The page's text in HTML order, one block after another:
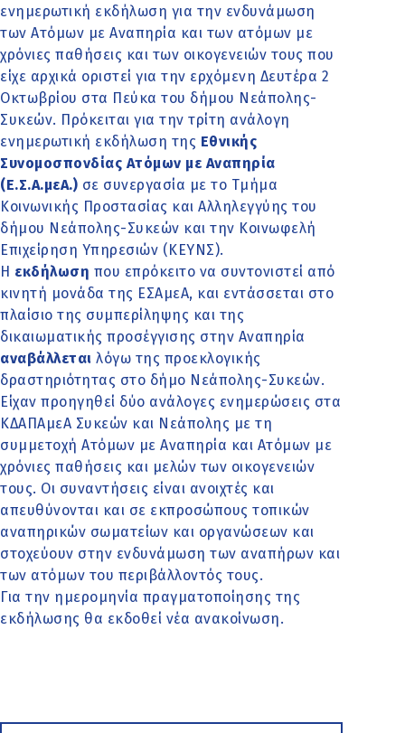
ενημερωτική εκδήλωση για την ενδυνάμωση
των Ατόμων με Αναπηρία και των ατόμων με
χρόνιες παθήσεις και των οικογενειών τους που
είχε αρχικά οριστεί για την ερχόμενη Δευτέρα 2
Οκτωβρίου στα Πεύκα του δήμου Νεάπολης-
Συκεών. Πρόκειται για την τρίτη ανάλογη
ενημερωτική εκδήλωση της Εθνικής
Συνομοσπονδίας Ατόμων με Αναπηρία
(Ε.Σ.Α.μεΑ.) σε συνεργασία με το Τμήμα
Κοινωνικής Προστασίας και Αλληλεγγύης του
δήμου Νεάπολης-Συκεών και την Κοινωφελή
Επιχείρηση Υπηρεσιών (ΚΕΥΝΣ).
Η εκδήλωση που επρόκειτο να συντονιστεί από
κινητή μονάδα της ΕΣΑμεΑ, και εντάσσεται στο
πλαίσιο της συμπερίληψης και της
δικαιωματικής προσέγγισης στην Αναπηρία
αναβάλλεται λόγω της προεκλογικής
δραστηριότητας στο δήμο Νεάπολης-Συκεών.
Είχαν προηγηθεί δύο ανάλογες ενημερώσεις στα
ΚΔΑΠΑμεΑ Συκεών και Νεάπολης με τη
συμμετοχή Ατόμων με Αναπηρία και Ατόμων με
χρόνιες παθήσεις και μελών των οικογενειών
τους. Οι συναντήσεις είναι ανοιχτές και
απευθύνονται και σε εκπροσώπους τοπικών
αναπηρικών σωματείων και οργανώσεων και
στοχεύουν στην ενδυνάμωση των αναπήρων και
των ατόμων του περιβάλλοντός τους.
Για την ημερομηνία πραγματοποίησης της
εκδήλωσης θα εκδοθεί νέα ανακοίνωση.